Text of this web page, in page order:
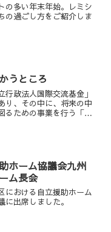
の多い年末年始。レミシ
の過ごし方をご紹介しま
うところ
行政法人国際交流基金」
り、その中に、将来の中
るための事業を行う「日
ホーム協議会九州
ム長会
における自立援助ホーム
に出席しました。